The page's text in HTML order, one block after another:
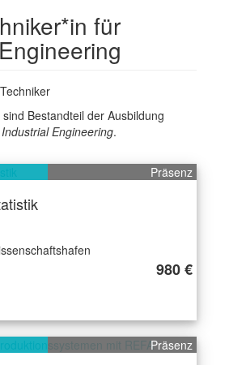
für
Bestandteil der Ausbildung
Engineering.
Präsenz
980 €
Präsenz